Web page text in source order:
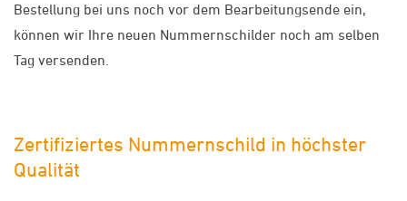
Bestellung bei uns noch vor dem Bearbeitungsende ein,
können wir Ihre neuen Nummernschilder noch am selben
Tag versenden.
Zertifiziertes Nummernschild in höchster
Qualität